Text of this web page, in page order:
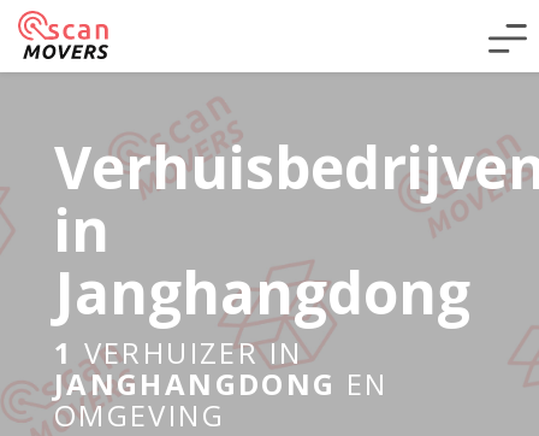
in
Janghangdong
1 VERHUIZER IN
JANGHANGDONG EN
OMGEVING